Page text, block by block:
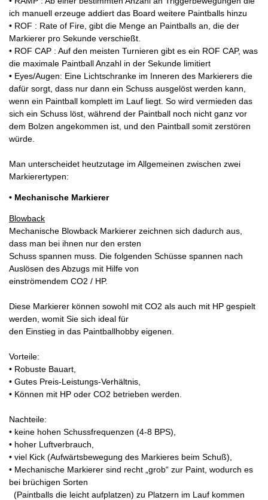
ich manuell erzeuge addiert das Board weitere Paintballs hinzu
• ROF : Rate of Fire, gibt die Menge an Paintballs an, die der
Markierer pro Sekunde verschießt.
• ROF CAP : Auf den meisten Turnieren gibt es ein ROF CAP, was
die maximale Paintball Anzahl in der Sekunde limitiert
• Eyes/Augen: Eine Lichtschranke im Inneren des Markierers die
dafür sorgt, dass nur dann ein Schuss ausgelöst werden kann,
wenn ein Paintball komplett im Lauf liegt. So wird vermieden das
sich ein Schuss löst, während der Paintball noch nicht ganz vor
dem Bolzen angekommen ist, und den Paintball somit zerstören
würde.
Man unterscheidet heutzutage im Allgemeinen zwischen zwei
Markierertypen:
• Mechanische Markierer
Blowback
Mechanische Blowback Markierer zeichnen sich dadurch aus,
dass man bei ihnen nur den ersten
Schuss spannen muss. Die folgenden Schüsse spannen nach
Auslösen des Abzugs mit Hilfe von
einströmendem CO2 / HP.
Diese Markierer können sowohl mit CO2 als auch mit HP gespielt
werden, womit Sie sich ideal für
den Einstieg in das Paintballhobby eigenen.
Vorteile:
• Robuste Bauart,
• Gutes Preis-Leistungs-Verhältnis,
• Können mit HP oder CO2 betrieben werden.
Nachteile:
• keine hohen Schussfrequenzen (4-8 BPS),
• hoher Luftverbrauch,
• viel Kick (Aufwärtsbewegung des Markieres beim Schuß),
• Mechanische Markierer sind recht „grob“ zur Paint, wodurch es
bei brüchigen Sorten
(Paintballs die leicht aufplatzen) zu Platzern im Lauf kommen